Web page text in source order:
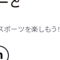
ーツを楽しもう！